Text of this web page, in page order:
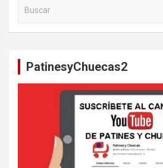
PatinesyChuecas2